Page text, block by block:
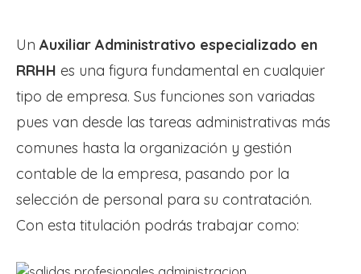
Un Auxiliar Administrativo especializado en
RRHH es una figura fundamental en cualquier
tipo de empresa. Sus funciones son variadas
pues van desde las tareas administrativas más
comunes hasta la organización y gestión
contable de la empresa, pasando por la
selección de personal para su contratación.
Con esta titulación podrás trabajar como: